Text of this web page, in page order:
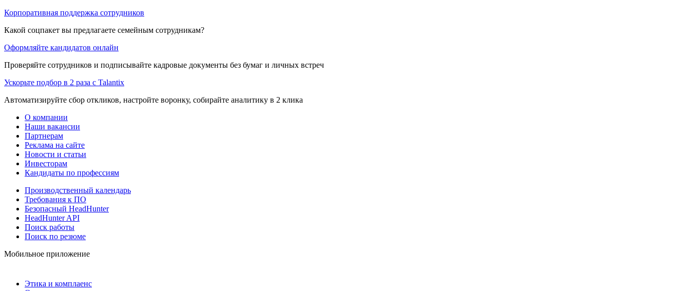
Корпоративная поддержка сотрудников
Какой соцпакет вы предлагаете семейным сотрудникам?
Оформляйте кандидатов онлайн
Проверяйте сотрудников и подписывайте кадровые документы без бумаг и личных встреч
Ускорьте подбор в 2 раза с Talantix
Автоматизируйте сбор откликов, настройте воронку, собирайте аналитику в 2 клика
О компании
Наши вакансии
Партнерам
Реклама на сайте
Новости и статьи
Инвесторам
Кандидаты по профессиям
Производственный календарь
Требования к ПО
Безопасный HeadHunter
HeadHunter API
Поиск работы
Поиск по резюме
Мобильное приложение
Этика и комплаенс